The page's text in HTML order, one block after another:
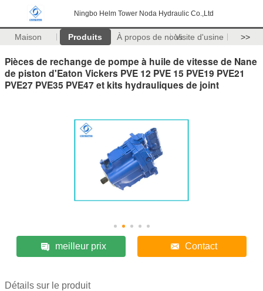
Ningbo Helm Tower Noda Hydraulic Co.,Ltd
Maison Produits À propos de nousVisite d'usine >>
Pièces de rechange de pompe à huile de vitesse de Nane
de piston d'Eaton Vickers PVE 12 PVE 15 PVE19 PVE21
PVE27 PVE35 PVE47 et kits hydrauliques de joint
meilleur prix Contact
Détails sur le produit